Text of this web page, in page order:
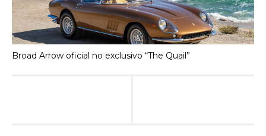
Broad Arrow oficial no exclusivo “The Quail”